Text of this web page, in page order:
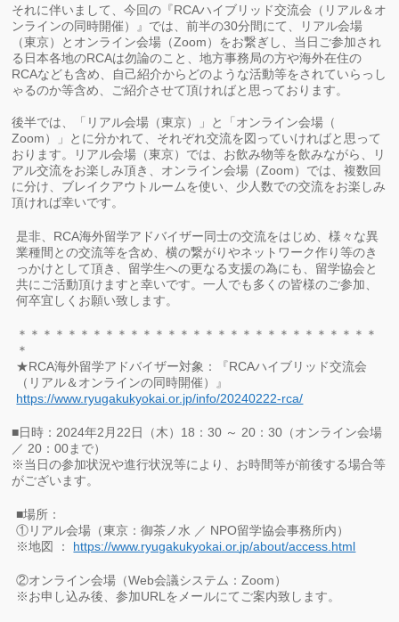
それに伴いまして、今回の『RCAハイブリッド交流会（リアル＆ オ
ンラインの同時開催）』では、前半の30分間にて、
リアル会場
（東京）とオンライン会場（Zoom）をお繋ぎし、当日ご参加され
る日本各地のRCAは勿論のこと、地方事務局の方や海外在住の
RCAなども含め、自己紹介から どのような活動等をされていらっし
ゃるのか等含め、ご紹介させて頂ければと思っております。
後半では、「リアル会場（東京）」と「オンライン会場（
Zoom）」とに分かれて、 それぞれ交流を図っていければと思って
おります。リアル会場（東京）では、お飲み物等を飲みながら、
リ
アル交流をお楽しみ頂き、オンライン会場（Zoom）では、複数回
に分け、 ブレイクアウトルームを使い、 少人数での交流をお楽しみ
頂ければ幸いです。
是非、RCA海外留学アドバイザー同士の交流をはじめ、様々な異
業種間との交流等を含め、横の繋がりやネットワーク作り等のき
っかけとして頂き、留学生への更なる支援の為にも、 留学協会と
共にご活動頂けますと幸いです。一人でも多くの皆様のご参加、
何卒宜しくお願い致します。
＊＊＊＊＊＊＊＊＊＊＊＊＊＊＊＊＊＊＊＊＊＊＊＊＊＊＊＊＊
＊
★RCA海外留学アドバイザー対象：『RCAハイブリッド交流会
（リアル＆オンラインの同時開催）』
https://www.ryugakukyokai.or.jp/info/20240222-rca/
■日時：2024年2月22日（木）18：30 ～ 20：30（オンライン会場
／ 20：00まで）
※当日の参加状況や進行状況等により、お時間等が前後する場合等
がございます。
■場所：
①リアル会場（東京：御茶ノ水 ／ NPO留学協会事務所内）
※地図 ： https://www.ryugakukyokai.or. jp/about/access.html
②オンライン会場（Web会議システム：Zoom）
※お申し込み後、参加URLをメールにてご案内致します。